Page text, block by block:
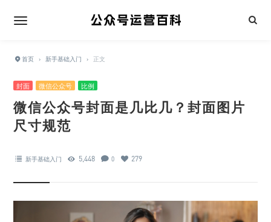
首页 › 新手基础入门 › 正文
封面 微信公众号 比例
微信公众号封面是几比几？封面图片
尺寸规范
新手基础入门 5,448 0 279